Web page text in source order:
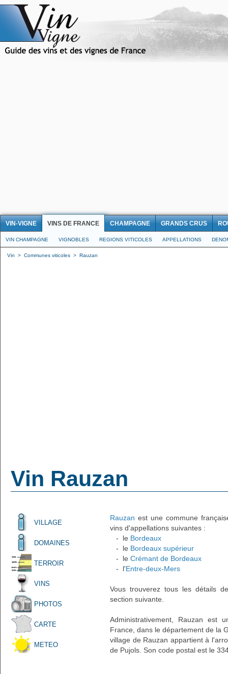
VIN-VIGNE VINS DE FRANCE CHAMPAGNE GRANDS CRUS
VIN CHAMPAGNE VIGNOBLES REGIONS VITICOLES APPELLATIONS
Vin > Communes viticoles > Rauzan
Vin Rauzan
VILLAGE
DOMAINES
TERROIR
VINS
PHOTOS
CARTE
METEO
Rauzan est une commune
vins d'appellations suivantes :
- le Bordeaux
- le Bordeaux supérieur
- le Crémant de Bordeaux
- l'Entre-deux-Mers
Vous trouverez tous les détails
section suivante.
Administrativement, Rauzan
France, dans le département de la
village de Rauzan appartient à
de Pujols. Son code postal est le